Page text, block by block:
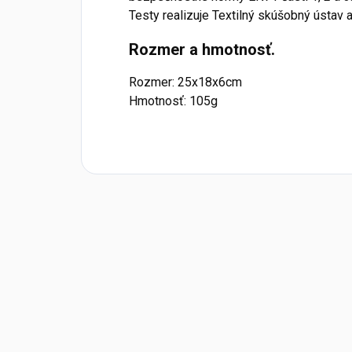
Testy realizuje Textilný skúšobný ústav
Rozmer a hmotnosť.
Rozmer: 25x18x6cm
Hmotnosť: 105g